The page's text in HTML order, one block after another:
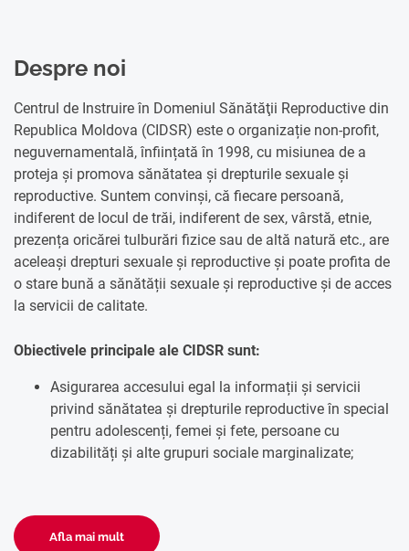
Despre noi
Centrul de Instruire în Domeniul Sănătăţii Reproductive din
Republica Moldova (CIDSR) este o organizație non-profit,
neguvernamentală, înființată în 1998, cu misiunea de a
proteja și promova sănătatea și drepturile sexuale și
reproductive. Suntem convinși, că fiecare persoană,
indiferent de locul de trăi, indiferent de sex, vârstă, etnie,
prezența oricărei tulburări fizice sau de altă natură etc., are
aceleași drepturi sexuale și reproductive și poate profita de
o stare bună a sănătății sexuale și reproductive și de acces
la servicii de calitate.
Obiectivele principale ale CIDSR sunt:
Asigurarea accesului egal la informații și servicii
privind sănătatea și drepturile reproductive în special
pentru adolescenți, femei și fete, persoane cu
dizabilități și alte grupuri sociale marginalizate;
Afla mai mult